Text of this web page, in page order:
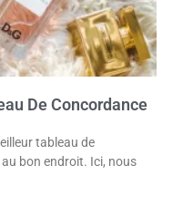
De Concordance
tableau de
bon endroit. Ici, nous